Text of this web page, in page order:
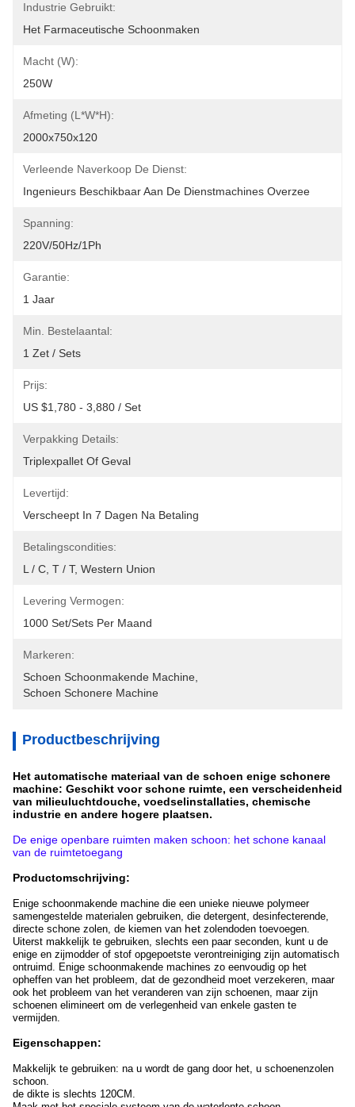
Industrie Gebruikt:
Het Farmaceutische Schoonmaken
Macht (W):
250W
Afmeting (L*W*H):
2000x750x120
Verleende Naverkoop De Dienst:
Ingenieurs Beschikbaar Aan De Dienstmachines Overzee
Spanning:
220V/50Hz/1Ph
Garantie:
1 Jaar
Min. Bestelaantal:
1 Zet / Sets
Prijs:
US $1,780 - 3,880 / Set
Verpakking Details:
Triplexpallet Of Geval
Levertijd:
Verscheept In 7 Dagen Na Betaling
Betalingscondities:
L / C, T / T, Western Union
Levering Vermogen:
1000 Set/Sets Per Maand
Markeren:
Schoen Schoonmakende Machine
Schoen Schonere Machine
Productbeschrijving
Het automatische materiaal van de schoen enige schonere
machine: Geschikt voor schone ruimte, een verscheidenheid
van milieuluchtdouche, voedselinstallaties, chemische
industrie en andere hogere plaatsen.
De enige openbare ruimten maken schoon: het schone kanaal
van de ruimtetoegang
Productomschrijving:
Enige schoonmakende machine die een unieke nieuwe polymeer
samengestelde materialen gebruiken, die detergent, desinfecterende,
directe schone zolen, de kiemen van het zolendoden toevoegen.
Uiterst makkelijk te gebruiken, slechts een paar seconden, kunt u de
enige en zijmodder of stof opgepoetste verontreiniging zijn automatisch
ontruimd. Enige schoonmakende machines zo eenvoudig op het
opheffen van het probleem, dat de gezondheid moet verzekeren, maar
ook het probleem van het veranderen van zijn schoenen, maar zijn
schoenen elimineert om de verlegenheid van enkele gasten te
vermijden.
Eigenschappen:
Makkelijk te gebruiken: na u wordt de gang door het, u schoenenzolen
schoon.
de dikte is slechts 120CM.